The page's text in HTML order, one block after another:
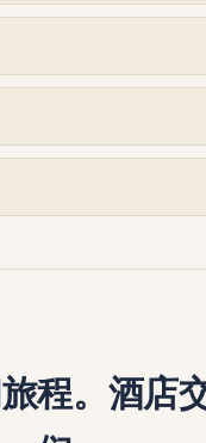
程。酒店